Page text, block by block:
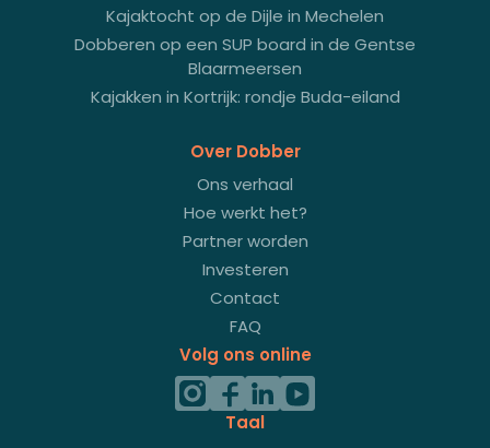
Kajaktocht op de Dijle in Mechelen
Dobberen op een SUP board in de Gentse
Blaarmeersen
Kajakken in Kortrijk: rondje Buda-eiland
Over Dobber
Ons verhaal
Hoe werkt het?
Partner worden
Investeren
Contact
FAQ
Volg ons online
Taal